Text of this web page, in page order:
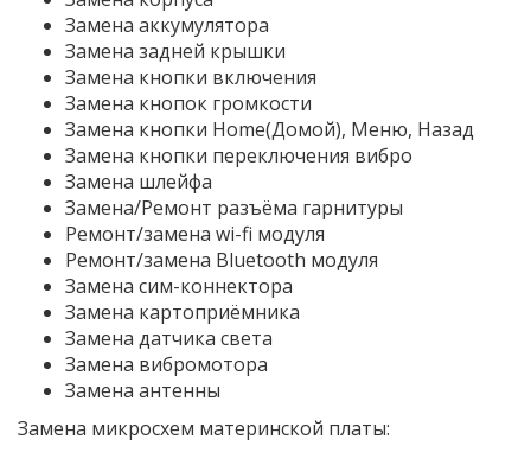
Замена аккумулятора
Замена задней крышки
Замена кнопки включения
Замена кнопок громкости
Замена кнопки Home(Домой), Меню, Назад
Замена кнопки переключения вибро
Замена шлейфа
Замена/Ремонт разъёма гарнитуры
Ремонт/замена wi-fi модуля
Ремонт/замена Bluetooth модуля
Замена сим-коннектора
Замена картоприёмника
Замена датчика света
Замена вибромотора
Замена антенны
Замена микросхем материнской платы: